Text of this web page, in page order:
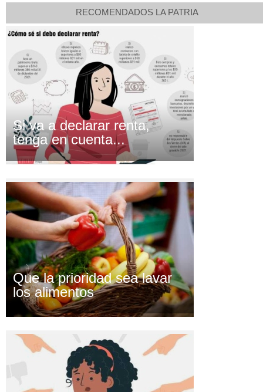
RECOMENDADOS LA PATRIA
Si va a declarar renta,
tenga en cuenta...
Que la prioridad sea lavar
los alimentos